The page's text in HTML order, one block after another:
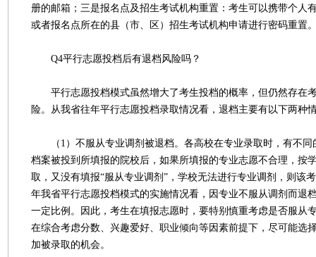
册的邮箱；三是报名点及招生考试机构重置：考生可以携带个人
或者报名点所在的县（市、区）招生考试机构申请进行密码重置
Q4平行志愿投档后有退档风险吗？
平行志愿投档模式虽然增大了考生投档的概率，但仍然存在
险。从我省往年平行志愿投档录取情况看，退档主要有以下两种
（1）不服从专业调剂被退档。各高校在专业录取时，有不同
档案被投到所填报的院校后，如果所填报的专业志愿不合理，按
取，又没有填报“服从专业调剂”，学校无法进行专业调剂，则该
年我省平行志愿投档模式的实施情况看，因专业不服从调剂而退
一定比例。因此，考生在填报志愿时，要特别慎重考虑是否服从
在综合考虑分数、兴趣爱好、职业倾向等因素前提下，尽可能选
加被录取的机会。